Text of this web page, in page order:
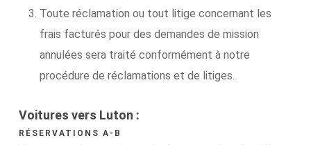
Toute réclamation ou tout litige concernant les
frais facturés pour des demandes de mission
annulées sera traité conformément à notre
procédure de réclamations et de litiges.
Voitures vers Luton :
RÉSERVATIONS A-B